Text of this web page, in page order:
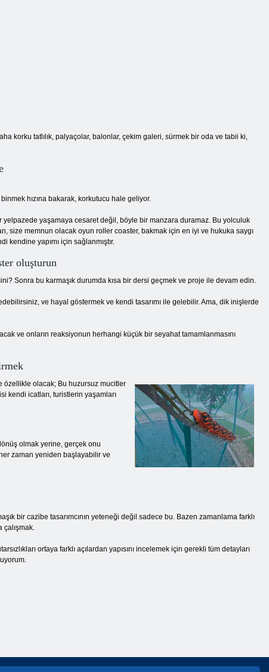
korku tatlılık, palyaçolar, balonlar, çekim galeri, sürmek bir oda ve tabii ki,
hızına bakarak, korkutucu hale geliyor.
yaşamaya cesaret değil, böyle bir manzara duramaz. Bu yolculuk
size memnun olacak oyun roller coaster, bakmak için en iyi ve hukuka saygı
yapımı için sağlanmıştır.
oluşturun
Sonra bu karmaşık durumda kısa bir dersi geçmek ve proje ile devam edin.
ve hayal göstermek ve kendi tasarımı ile gelebilir. Ama, dik inişlerde
ve onların reaksiyonun herhangi küçük bir seyahat tamamlanmasını
özellikle olacak; Bu huzursuz mucitler
kendi icatları, turistlerin yaşamları
olmak yerine, gerçek onu
zaman yeniden başlayabilir ve
bir cazibe tasarımcının yeteneği değil sadece bu. Bazen zamanlama farklı
çalışmak.
ortaya farklı açılardan yapısını incelemek için gerekli tüm detayları